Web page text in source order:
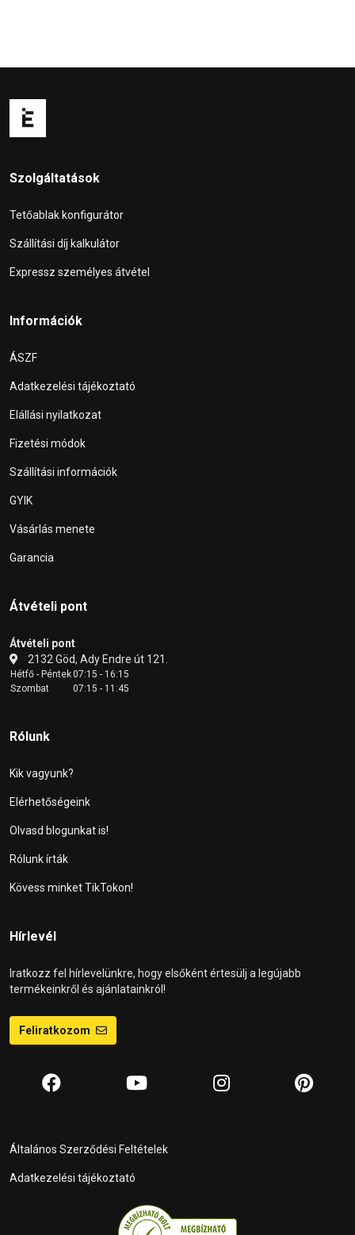
Szolgáltatások
Tetőablak konfigurátor
Szállítási díj kalkulátor
Expressz személyes átvétel
Információk
ÁSZF
Adatkezelési tájékoztató
Elállási nyilatkozat
Fizetési módok
Szállítási információk
GYIK
Vásárlás menete
Garancia
Átvételi pont
Átvételi pont
2132 Göd, Ady Endre út 121.
Hétfő - Péntek07:15 - 16:15
Szombat
07:15 - 11:45
Rólunk
Kik vagyunk?
Elérhetőségeink
Olvasd blogunkat is!
Rólunk írták
Kövess minket TikTokon!
Hírlevél
Iratkozz fel hírlevelünkre, hogy elsőként értesülj a legújabb
termékeinkről és ajánlatainkról!
Feliratkozom
Általános Szerződési Feltételek
Adatkezelési tájékoztató